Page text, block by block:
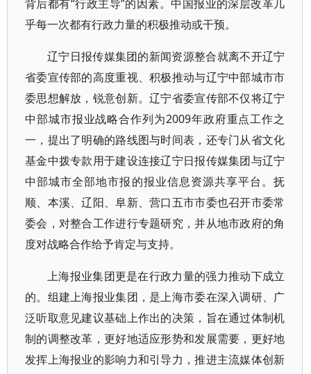
背后都有“行政主导”的因素。中国报业的深层改革几
乎每一次都有行政力量的积极推动或干预。
辽宁日报传媒集团的新闻资源整合就离不开辽宁
省委宣传部的高度重视、积极推动与辽宁中部城市市
委思想解放，锐意创新。辽宁省委宣传部不仅将辽宁
中部城市报业战略合作列为2009年政府重点工作之
一，提出了明确的路线图与时间表，还专门从省文化
基金中拨专款用于建设连接辽宁日报传媒集团与辽宁
中部城市全部地市报的报业信息资源共享平台。抚
顺、本溪、辽阳、阜新、营口五市市委也召开市委常
委会，对整合工作进行专题研究，并从地市政府的角
度对战略合作给予肯定与支持。
上海报业集团更是在行政力量的强力推动下成立
的。组建上海报业集团，是上海市委在深入调研、广
泛听取意见建议基础上作出的决策，旨在通过体制机
制的调整改革，更好地适应形势和发展需要，更好地
发挥上海报业的影响力和引导力，推进主流媒体创新